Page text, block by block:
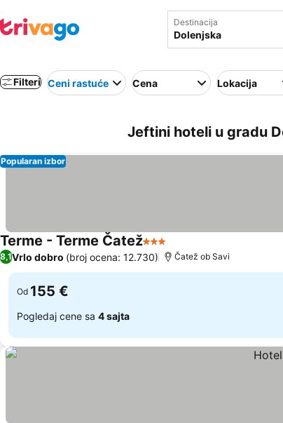
Destinacija
Filteri Ceni rastuće Cena Lokacija
Jeftini hoteli u gradu
Popularan izbor
Terme - Terme Čatež3 Zvezdice
8,1Vrlo dobro (broj ocena: 12.730) Čatež ob Savi
Od 155 €
Pogledaj cene sa 4 sajta